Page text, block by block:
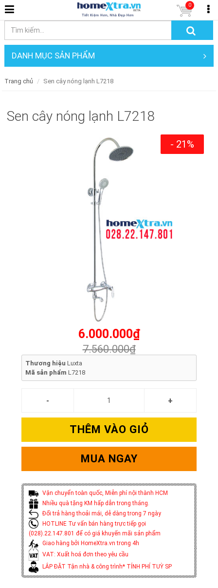
0
DANH MỤC SẢN PHẨM
Trang chủ Sen cây nóng lạnh L7218
Sen cây nóng lạnh L7218
- 21%
6.000.000₫
7.560.000₫
Thương hiệu Luxta
Mã sản phẩm L7218
THÊM VÀO GIỎ
MUA NGAY
Vận chuyển toàn quốc, Miễn phí nội thành HCM
Nhiều quà tặng KM hấp dẫn trong tháng.
Đổi trả hàng thoải mái, dễ dàng trong 7 ngày
HOTLINE Tư vấn bán hàng trực tiếp gọi
(028).22.147.801 để có giá khuyến mãi sản phẩm
Giao hàng bởi HomeXtra.vn trong 4h
VAT: Xuất hoá đơn theo yêu cầu
LẮP ĐẶT Tận nhà & công trình* TÍNH PHÍ TUỲ SP